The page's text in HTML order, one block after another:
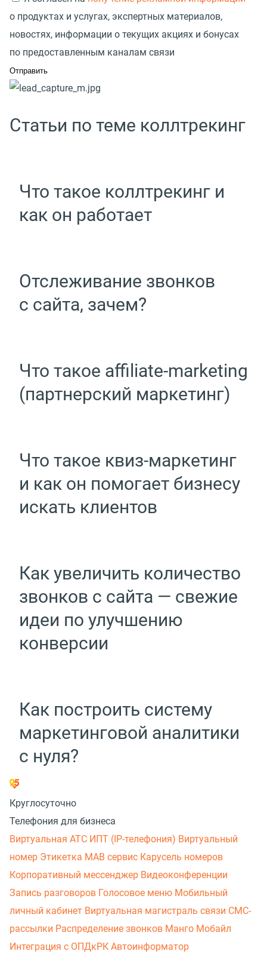
о продуктах и услугах, экспертных материалов,
новостях, информации о текущих акциях и бонусах
по предоставленным каналам связи
Статьи по теме коллтрекинг
Что такое коллтрекинг и
как он работает
Отслеживание звонков
с сайта, зачем?
Что такое affiliate-marketing
(партнерский маркетинг)
Что такое квиз-маркетинг
и как он помогает бизнесу
искать клиентов
Как увеличить количество
звонков с сайта — свежие
идеи по улучшению
конверсии
Как построить систему
маркетинговой аналитики
с нуля?
Круглосуточно
Телефония для бизнеса
Виртуальная АТС ИПТ (IP-телефония) Виртуальный
номер Этикетка МАВ сервис Карусель номеров
Корпоративный мессенджер Видеоконференции
Запись разговоров Голосовое меню Мобильный
личный кабинет Виртуальная магистраль связи СМС-
рассылки Распределение звонков Манго Мобайл
Интеграция с ОПДкРК Автоинформатор